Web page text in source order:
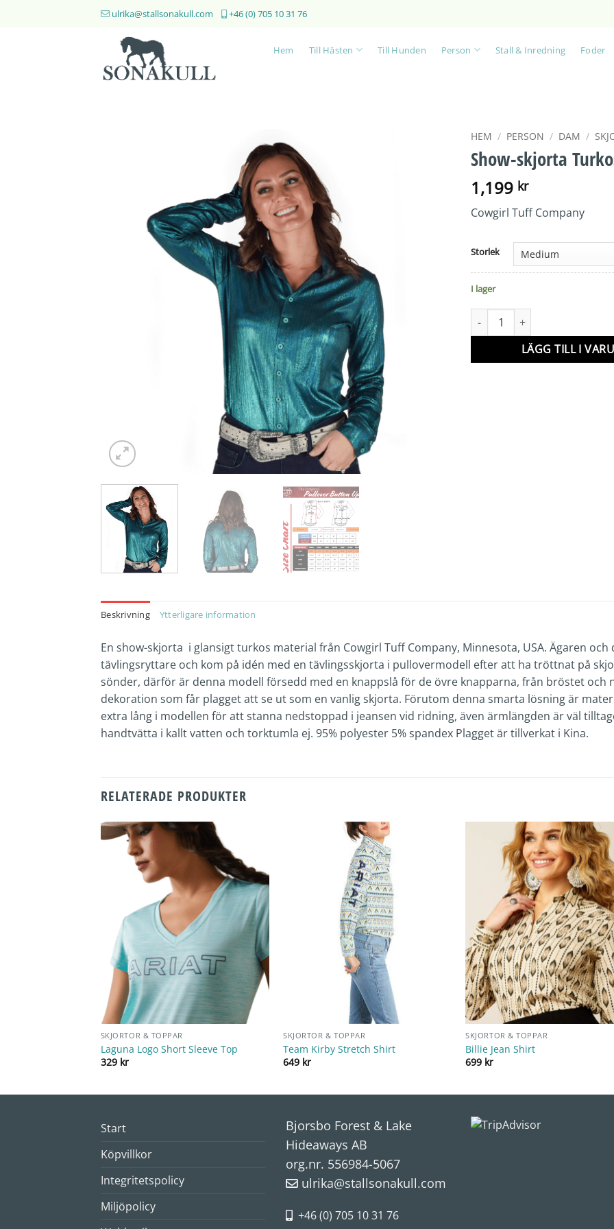
ulrika@stallsonakull.com +46 (0) 705 10 31 76
Hem Till Hästen Till Hunden Person Stall & Inredning Foder
HEM / PERSON / DAM /
Show-skjorta
1,199 kr
Cowgirl Tuff Company
Storlek
I lager
Show-skjorta Turkos mängd
LÄGG TILL I
Beskrivning Ytterligare information
En show-skjorta i glansigt turkos material från Cowgirl Tuff Company, Minnesota, USA. Ägaren och
tävlingsryttare och kom på idén med en tävlingsskjorta i pullovermodell efter att ha tröttnat på
sönder, därför är denna modell försedd med en knappslå för de övre knapparna, från bröstet och
dekoration som får plagget att se ut som en vanlig skjorta. Förutom denna smarta lösning är
extra lång i modellen för att stanna nedstoppad i jeansen vid ridning, även ärmlängden är väl
handtvätta i kallt vatten och torktumla ej. 95% polyester 5% spandex Plagget är tillverkat i Kina.
RELATERADE PRODUKTER
SKJORTOR & TOPPAR
Laguna Logo Short Sleeve Top
329 kr
SKJORTOR & TOPPAR
Team Kirby Stretch Shirt
649 kr
SKJORTOR & TOPPAR
Billie Jean Shirt
699 kr
Start
Köpvillkor
Integritetspolicy
Miljöpolicy
Bjorsbo Forest & Lake
Hideaways AB
org.nr. 556984-5067
ulrika@stallsonakull.com
+46 (0) 705 10 31 76